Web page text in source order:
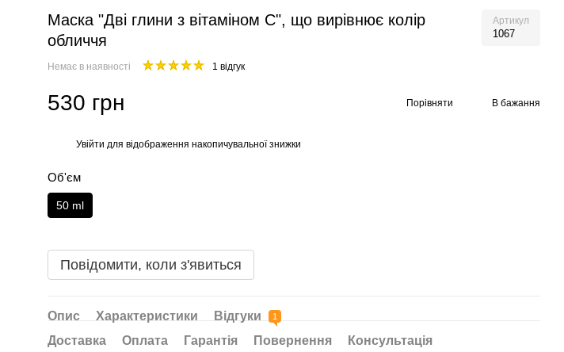
Маска "Дві глини з вітаміном С", що вирівнює колір
обличчя
Артикул
1067
Немає в наявності 1 відгук
530 грн Порівняти В бажання
Увійти для відображення накопичувальної знижки
Об'єм
50 ml
Повідомити, коли з'явиться
Опис Характеристики Відгуки 1
Доставка Оплата Гарантія Повернення Консультація